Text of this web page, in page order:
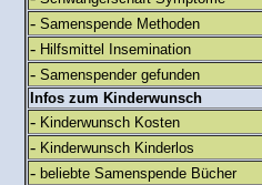
- Samenspende Methoden
- Hilfsmittel Insemination
- Samenspender gefunden
Infos zum Kinderwunsch
- Kinderwunsch Kosten
- Kinderwunsch Kinderlos
- beliebte Samenspende Bücher